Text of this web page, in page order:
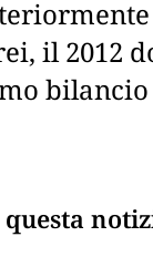
il 2012